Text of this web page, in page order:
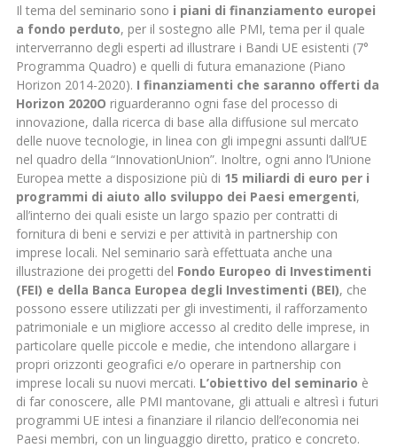
Il tema del seminario sono i piani di finanziamento europei
a fondo perduto, per il sostegno alle PMI, tema per il quale
interverranno degli esperti ad illustrare i Bandi UE esistenti (7°
Programma Quadro) e quelli di futura emanazione (Piano
Horizon 2014-2020). I finanziamenti che saranno offerti da
Horizon 2020O riguarderanno ogni fase del processo di
innovazione, dalla ricerca di base alla diffusione sul mercato
delle nuove tecnologie, in linea con gli impegni assunti dall’UE
nel quadro della “InnovationUnion”. Inoltre, ogni anno l’Unione
Europea mette a disposizione più di 15 miliardi di euro per i
programmi di aiuto allo sviluppo dei Paesi emergenti,
all’interno dei quali esiste un largo spazio per contratti di
fornitura di beni e servizi e per attività in partnership con
imprese locali. Nel seminario sarà effettuata anche una
illustrazione dei progetti del Fondo Europeo di Investimenti
(FEI) e della Banca Europea degli Investimenti (BEI), che
possono essere utilizzati per gli investimenti, il rafforzamento
patrimoniale e un migliore accesso al credito delle imprese, in
particolare quelle piccole e medie, che intendono allargare i
propri orizzonti geografici e/o operare in partnership con
imprese locali su nuovi mercati. L’obiettivo del seminario è
di far conoscere, alle PMI mantovane, gli attuali e altresì i futuri
programmi UE intesi a finanziare il rilancio dell’economia nei
Paesi membri, con un linguaggio diretto, pratico e concreto.